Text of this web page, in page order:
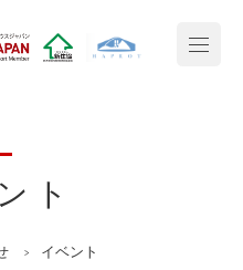
ト
イベント